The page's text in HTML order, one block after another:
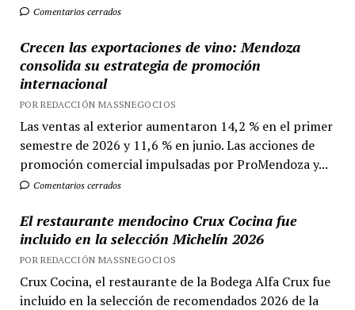
Comentarios cerrados
Crecen las exportaciones de vino: Mendoza
consolida su estrategia de promoción
internacional
POR REDACCIÓN MASSNEGOCIOS
Las ventas al exterior aumentaron 14,2 % en el primer
semestre de 2026 y 11,6 % en junio. Las acciones de
promoción comercial impulsadas por ProMendoza y...
Comentarios cerrados
El restaurante mendocino Crux Cocina fue
incluido en la selección Michelín 2026
POR REDACCIÓN MASSNEGOCIOS
Crux Cocina, el restaurante de la Bodega Alfa Crux fue
incluido en la selección de recomendados 2026 de la